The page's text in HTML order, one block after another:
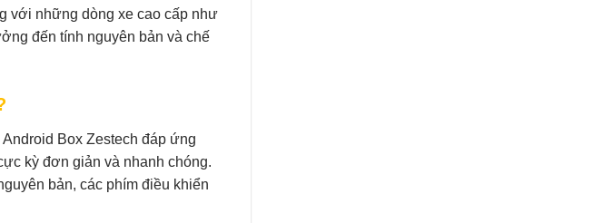
với những dòng xe cao cấp như
đến tính nguyên bản và chế
Box Zestech đáp ứng
kỳ đơn giản và nhanh chóng.
bản, các phím điều khiển